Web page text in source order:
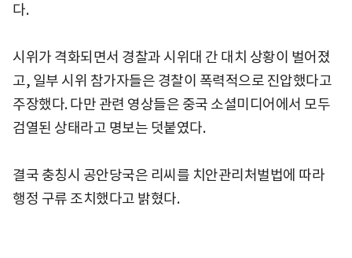
다.
시위가 격화되면서 경찰과 시위대 간 대치 상황이 벌어졌
고, 일부 시위 참가자들은 경찰이 폭력적으로 진압했다고
주장했다. 다만 관련 영상들은 중국 소셜미디어에서 모두
검열된 상태라고 명보는 덧붙였다.
결국 충칭시 공안당국은 리씨를 치안관리처벌법에 따라
행정 구류 조치했다고 밝혔다.